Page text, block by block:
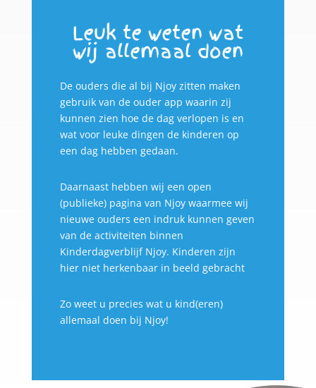
Leuk te weten wat
wij allemaal doen
De ouders die al bij Njoy zitten maken
gebruik van de ouder app waarin zij
kunnen zien hoe de dag verlopen is en
wat voor leuke dingen de kinderen op
een dag hebben gedaan.
Daarnaast hebben wij een open
(publieke) pagina van Njoy waarmee wij
nieuwe ouders een indruk kunnen geven
van de activiteiten binnen
Kinderdagverblijf Njoy. Kinderen zijn
hier niet herkenbaar in beeld gebracht
Zo weet u precies wat u kind(eren)
allemaal doen bij Njoy!